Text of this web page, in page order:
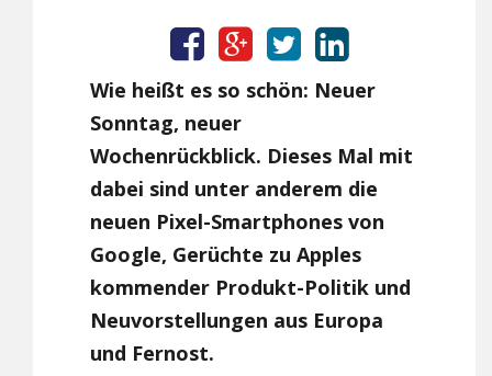
Wie heißt es so schön: Neuer
Sonntag, neuer
Wochenrückblick. Dieses Mal mit
dabei sind unter anderem die
neuen Pixel-Smartphones von
Google, Gerüchte zu Apples
kommender Produkt-Politik und
Neuvorstellungen aus Europa
und Fernost.